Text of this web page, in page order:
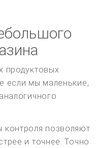
продуктовых
если мы маленькие,
контроля позволяют
и точнее. Точно